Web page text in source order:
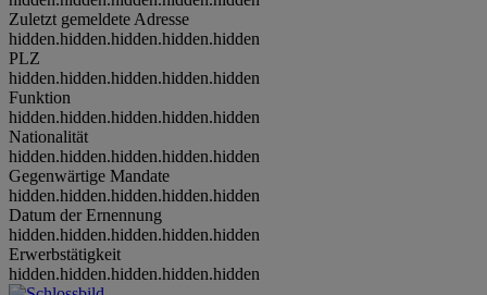
Zuletzt gemeldete Adresse
hidden.hidden.hidden.hidden.hidden
PLZ
hidden.hidden.hidden.hidden.hidden
Funktion
hidden.hidden.hidden.hidden.hidden
Nationalität
hidden.hidden.hidden.hidden.hidden
Gegenwärtige Mandate
hidden.hidden.hidden.hidden.hidden
Datum der Ernennung
hidden.hidden.hidden.hidden.hidden
Erwerbstätigkeit
hidden.hidden.hidden.hidden.hidden